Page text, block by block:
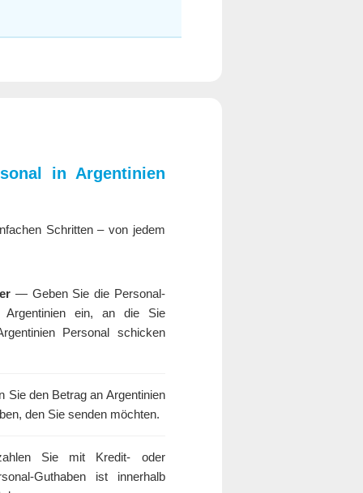
in Argentinien
Schritten – von jedem
— Geben Sie die Personal-
Argentinien ein, an die Sie
Personal schicken
den Betrag an Argentinien
den Sie senden möchten.
Sie mit Kredit- oder
Guthaben ist innerhalb